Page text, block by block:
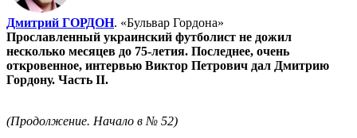
Дмитрий ГОРДОН. «Бульвар Гордона»
Прославленный украинский футболист не дожил
несколько месяцев до 75-летия. Последнее, очень
откровенное, интервью Виктор Петрович дал Дмитрию
Гордону. Часть II.
(Продолжение. Начало в № 52)